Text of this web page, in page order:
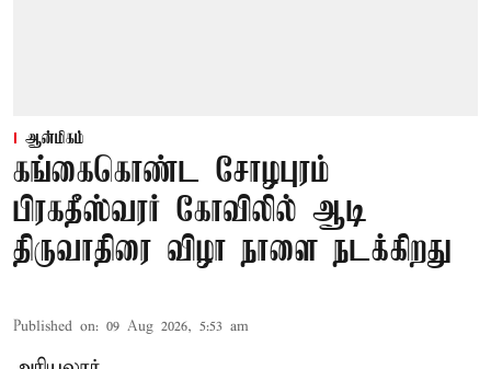
ஆன்மிகம்
கங்கைகொண்ட சோழபுரம்
பிரகதீஸ்வரர் கோவிலில் ஆடி
திருவாதிரை விழா நாளை நடக்கிறது
Published on: 09 Aug 2026, 5:53 am